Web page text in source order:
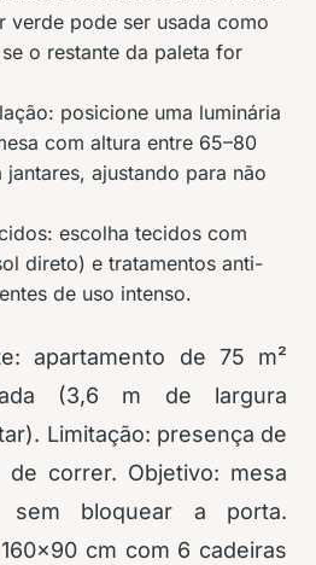
verde pode ser usada como
o restante da paleta for
posicione uma luminária
com altura entre 65–80
ajustando para não
escolha tecidos com
direto) e tratamentos anti-
de uso intenso.
apartamento de 75 m²
(3,6 m de largura
Limitação: presença de
correr. Objetivo: mesa
bloquear a porta.
cm com 6 cadeiras